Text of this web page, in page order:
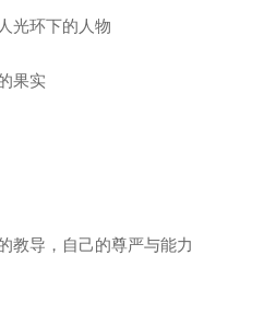
光环下的人物
果实
教导，自己的尊严与能力